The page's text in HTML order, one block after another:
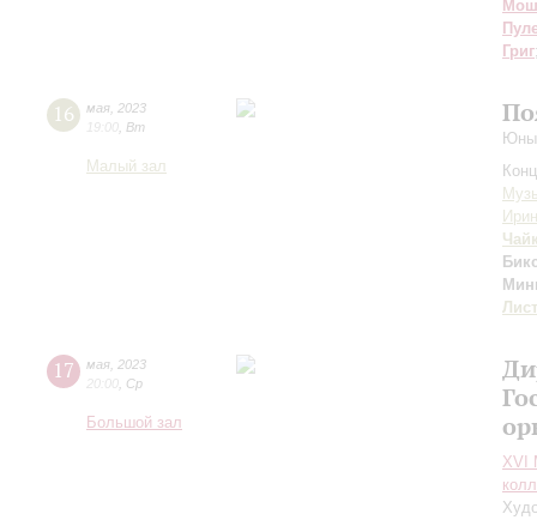
Григ
16 мая 2023
19:00 Вт
Малый зал
Лист
17 мая 2023
20:00 Ср
Большой зал
XVI